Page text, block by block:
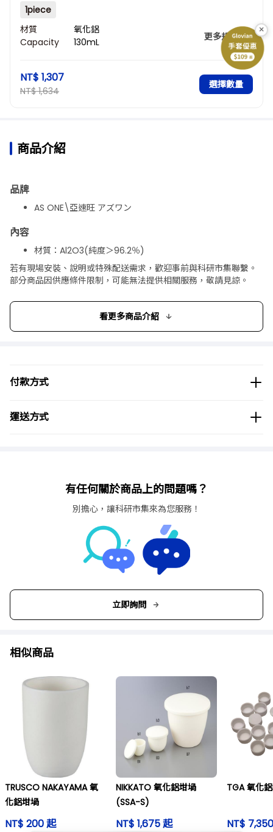
1piece
材質
氧化鋁
Capacity
values)
130mL
(Square
type)
更多規格
NT$ 1,307
NT$ 1,634
選擇數量
商品介紹
品牌
AS ONE\亞速旺 アズワン
內容
材質：Al2O3(純度＞96.2％)
體積密度：3.6g cm3
曲げ強さ：300MPa
顏色：ホワイト
使用推奨溫度：1400℃以下
若有現場安裝、說明或特殊配送需求，歡迎事前與科研市集聯繫。
部分商品因供應條件限制，可能無法提供相關服務，敬請見諒。
看更多商品介紹
付款方式
運送方式
有任何關於商品上的問題嗎？
別擔心，讓科研市集來為您服務！
立即詢問
相似商品
TRUSCO NAKAYAMA 氧
化鋁坩堝
NT$ 200 起
NIKKATO 氧化鋁坩堝
(SSA-S)
NT$ 1,675 起
TGA 氧化
NT$
×